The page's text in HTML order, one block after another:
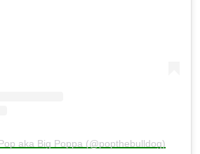
aka Big Poppa (@popthebulldog)